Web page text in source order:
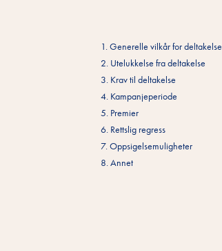
1. Generelle vilkår for deltakelse
2. Utelukkelse fra deltakelse
3. Krav til deltakelse
4. Kampanjeperiode
5. Premier
6. Rettslig regress
7. Oppsigelsemuligheter
8. Annet